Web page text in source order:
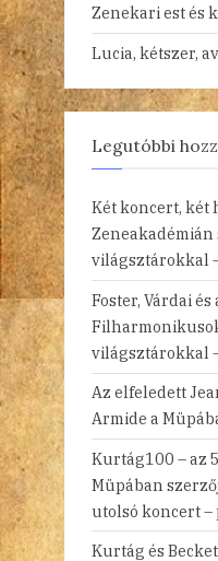
Zenekari est és
Lucia, kétszer,
Legutóbbi
Két koncert, két
Zeneakadémián
világsztárokkal
Foster, Várdai és
világsztárokkal
Az elfeledett
Armide a
Kurtág100 – az
Müpában
utolsó koncert
Kurtág és